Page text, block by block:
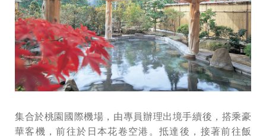
集合於桃園國際機場，由專員辦理出境手續後，搭乘豪
華客機，前往於⽇本花卷空港。抵達後，接著前往飯